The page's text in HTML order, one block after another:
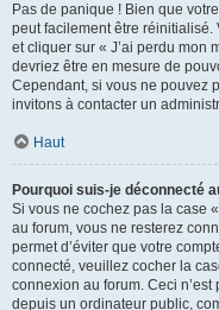
Pas de panique ! Bien que
peut facilement être
et cliquer sur « J’ai perdu mon
devriez être en mesure de
Cependant, si vous ne pouvez
invitons à contacter un
Haut
Pourquoi suis-je déconnecté
Si vous ne cochez pas la case
au forum, vous ne resterez
permet d’éviter que votre
connecté, veuillez cocher la
connexion au forum. Ceci
depuis un ordinateur public,